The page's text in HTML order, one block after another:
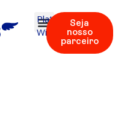
Plataforma
Wings
Seja
nosso
parceiro